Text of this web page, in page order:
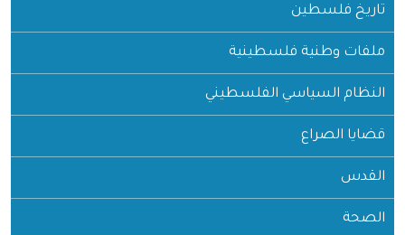
تاريخ فلسطين
ملفات وطنية فلسطينية
النظام السياسي الفلسطيني
قضايا الصراع
القدس
الصحة